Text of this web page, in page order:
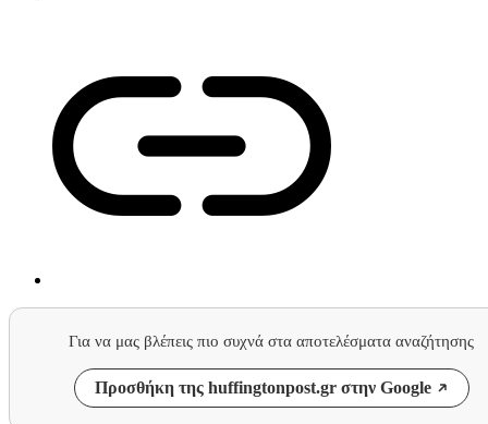
Για να μας βλέπεις πιο συχνά στα αποτελέσματα αναζήτησης
Προσθήκη της huffingtonpost.gr στην Google